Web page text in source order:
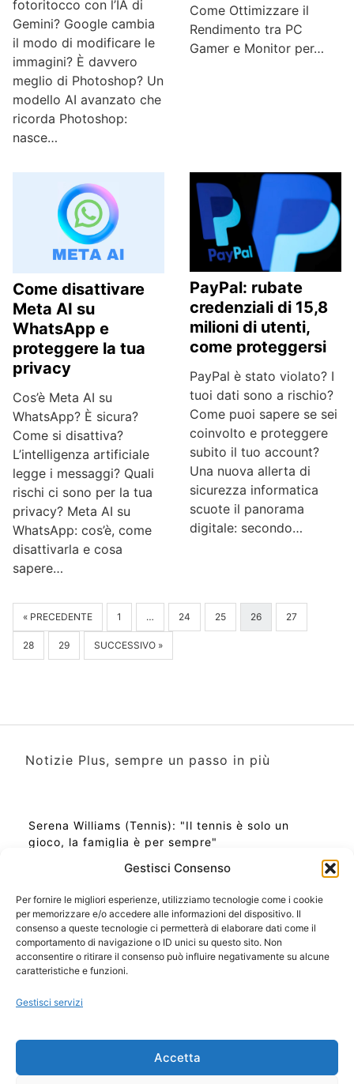
Gestisci Consenso
Per fornire le migliori esperienze, utilizziamo tecnologie come i cookie
per memorizzare e/o accedere alle informazioni del dispositivo. Il
consenso a queste tecnologie ci permetterà di elaborare dati come il
comportamento di navigazione o ID unici su questo sito. Non
acconsentire o ritirare il consenso può influire negativamente su alcune
caratteristiche e funzioni.
Gestisci servizi
Accetta
fotoritocco con l’IA di
Gemini? Google cambia
il modo di modificare le
immagini? È davvero
meglio di Photoshop? Un
modello AI avanzato che
ricorda Photoshop:
nasce…
Come Ottimizzare il
Rendimento tra PC
Gamer e Monitor per…
Come disattivare
Meta AI su
WhatsApp e
proteggere la tua
privacy
Cos’è Meta AI su
WhatsApp? È sicura?
Come si disattiva?
L’intelligenza artificiale
legge i messaggi? Quali
rischi ci sono per la tua
privacy? Meta AI su
WhatsApp: cos’è, come
disattivarla e cosa
sapere…
PayPal: rubate
credenziali di 15,8
milioni di utenti,
come proteggersi
PayPal è stato violato? I
tuoi dati sono a rischio?
Come puoi sapere se sei
coinvolto e proteggere
subito il tuo account?
Una nuova allerta di
sicurezza informatica
scuote il panorama
digitale: secondo…
« PRECEDENTE 1 … 24 25 26 27
28 29 SUCCESSIVO »
Notizie Plus, sempre un passo in più
Serena Williams (Tennis): "Il tennis è solo un
gioco, la famiglia è per sempre"
Ora Esatta in Italia in questo momento
Ti Senti Strano Ultimamente? Potrebbe Essere per
la Risonanza di Schumann
Come Sapere Se Stai Ascendendo alla Quinta
Copyright 2026 NotiziePlus.com